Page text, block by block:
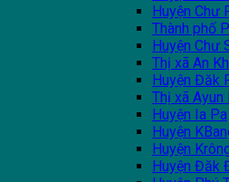
Huyện Chư
Thành phố
Huyện Chư
Thị xã An
Huyện Đăk
Thị xã Ayun
Huyện Ia Pa
Huyện
Huyện
Huyện Đăk